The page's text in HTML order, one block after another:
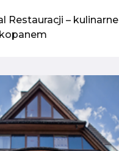
Restauracji – kulinarne